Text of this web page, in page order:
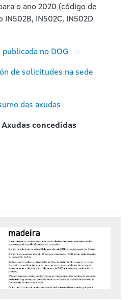
o ano 2020 (código de
IN502C, IN502D
publicada no DOG
de solicitudes na sede
das axudas
concedidas